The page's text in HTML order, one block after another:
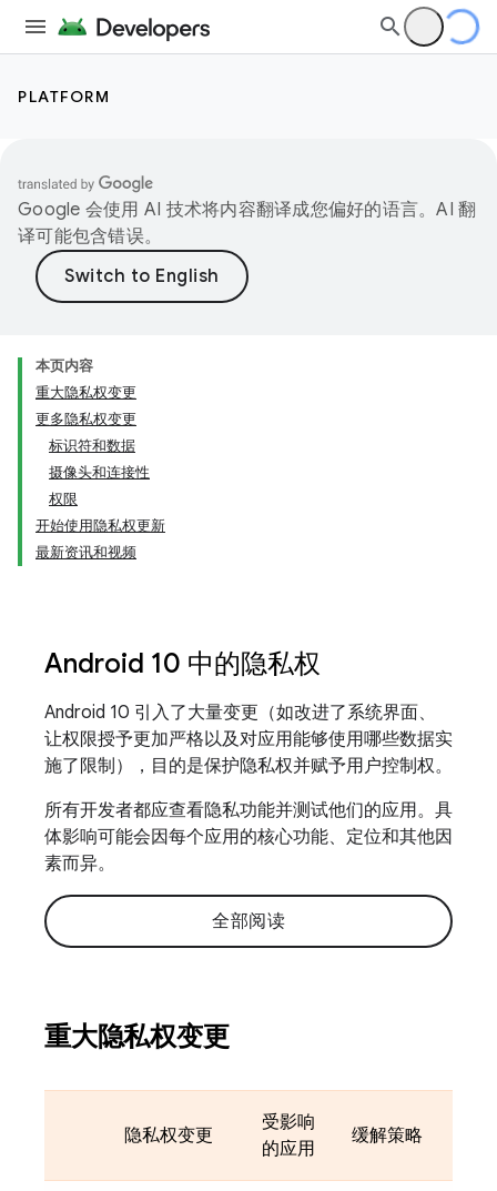
PLATFORM
Google 会使用 AI 技术将内容翻译成您偏好的语言。AI 翻
译可能包含错误。
本页内容
重大隐私权变更
更多隐私权变更
标识符和数据
摄像头和连接性
权限
开始使用隐私权更新
最新资讯和视频
Android 10 中的隐私权
Android 10 引入了大量变更（如改进了系统界面、
让权限授予更加严格以及对应用能够使用哪些数据实
施了限制），目的是保护隐私权并赋予用户控制权。
所有开发者都应查看隐私功能并测试他们的应用。具
体影响可能会因每个应用的核心功能、定位和其他因
素而异。
全部阅读
重大隐私权变更
隐私权变更
受影响
的应用
缓解策略